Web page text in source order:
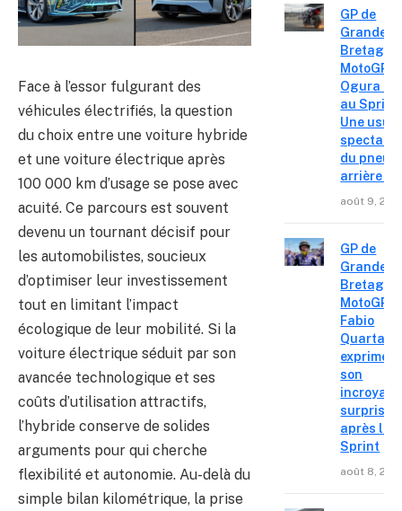
Face à l’essor fulgurant des
véhicules électrifiés, la question
du choix entre une voiture hybride
et une voiture électrique après
100 000 km d’usage se pose avec
acuité. Ce parcours est souvent
devenu un tournant décisif pour
les automobilistes, soucieux
d’optimiser leur investissement
tout en limitant l’impact
écologique de leur mobilité. Si la
voiture électrique séduit par son
avancée technologique et ses
coûts d’utilisation attractifs,
l’hybride conserve de solides
arguments pour qui cherche
flexibilité et autonomie. Au-delà du
simple bilan kilométrique, la prise
GP de
Grande-
Bretagne
MotoGP –
Ogura
au Sprint
Une
du pneu
arrière »
août 9,
GP de
Grande-
Bretagne
MotoGP :
Fabio
exprime
son
surprise
après le
Sprint
août 8,